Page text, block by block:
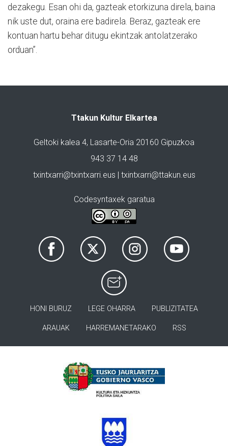
dezakegu. Esan ohi da, gazteak etorkizuna direla, baina
nik uste dut, oraina ere badirela. Beraz, gazteak ere
kontuan hartu behar ditugu ekintzak antolatzerako
orduan”.
Ttakun Kultur Elkartea
Geltoki kalea 4, Lasarte-Oria 20160 Gipuzkoa
943 37 14 48
txintxarri@txintxarri.eus | txintxarri@ttakun.eus
Codesyntaxek garatua
HONI BURUZ LEGE OHARRA PUBLIZITATEA
ARAUAK HARREMANETARAKO RSS